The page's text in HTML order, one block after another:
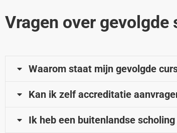
Vragen over gevolgde
Waarom staat mijn gevolgde
Kan ik zelf accreditatie
Ik heb een buitenlandse